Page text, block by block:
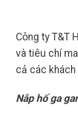
Công ty T&T
và tiêu chí
cả các
Nắp hố ga